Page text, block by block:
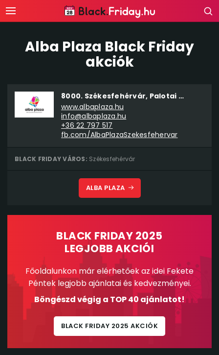
Alba Plaza Black Friday
akciók
8000. Székesfehérvár, Palotai út 1.
www.albaplaza.hu
info@albaplaza.hu
+36 22 797 517
fb.com/AlbaPlazaSzekesfehervar
BLACK FRIDAY VÁROS: Székesfehérvár
ALBA PLAZA
BLACK FRIDAY 2025
LEGJOBB AKCIÓI
Főoldalunkon már elérhetőek az idei Fekete
Péntek legjobb ajánlatai és kedvezményei.
Böngészd végig a TOP 40 ajánlatot!
BLACK FRIDAY 2025 AKCIÓK